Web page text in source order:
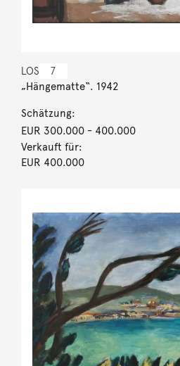
LOS 7
„Hängematte“. 1942
Schätzung:
EUR 300.000- 400.000
Verkauft für:
EUR 400.000